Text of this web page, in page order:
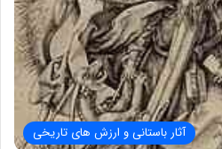
آثار باستانی و ارزش های تاریخی